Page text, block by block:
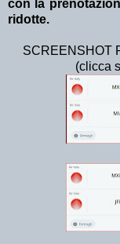
con la
ridotte.
SCREENSHOT
(clicca